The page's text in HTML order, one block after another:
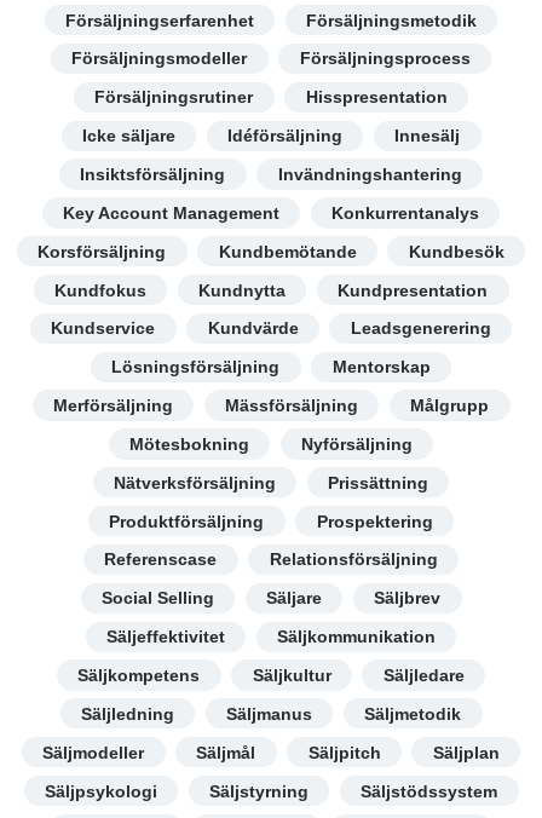
Försäljningserfarenhet
Försäljningsmetodik
Försäljningsmodeller
Försäljningsprocess
Försäljningsrutiner
Hisspresentation
Icke säljare
Idéförsäljning
Innesälj
Insiktsförsäljning
Invändningshantering
Key Account Management
Konkurrentanalys
Korsförsäljning
Kundbemötande
Kundbesök
Kundfokus
Kundnytta
Kundpresentation
Kundservice
Kundvärde
Leadsgenerering
Lösningsförsäljning
Mentorskap
Merförsäljning
Mässförsäljning
Målgrupp
Mötesbokning
Nyförsäljning
Nätverksförsäljning
Prissättning
Produktförsäljning
Prospektering
Referenscase
Relationsförsäljning
Social Selling
Säljare
Säljbrev
Säljeffektivitet
Säljkommunikation
Säljkompetens
Säljkultur
Säljledare
Säljledning
Säljmanus
Säljmetodik
Säljmodeller
Säljmål Säljpitch
Säljplan
Säljpsykologi
Säljstyrning
Säljstödssystem